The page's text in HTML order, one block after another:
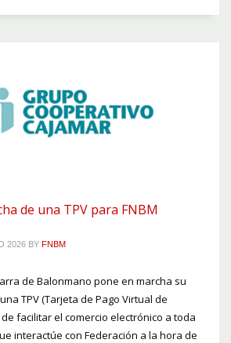
de una TPV para FNBM
2026 BY FNBM
de Balonmano pone en marcha su
TPV (Tarjeta de Pago Virtual de
facilitar el comercio electrónico a toda
interactúe con Federación a la hora de